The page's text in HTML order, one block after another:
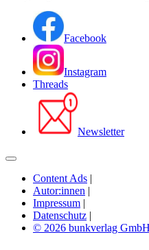
Facebook
Instagram
Threads
Newsletter
Content Ads |
Autor:innen |
Impressum |
Datenschutz |
© 2026 bunkverlag GmbH